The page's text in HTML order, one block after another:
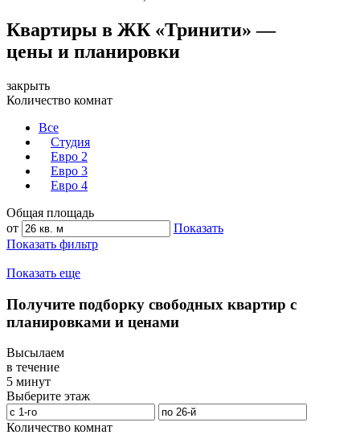
Квартиры в ЖК «Тринити» —
цены и планировки
закрыть
Количество комнат
Все
Студия
Евро 2
Евро 3
Евро 4
Общая площадь
от
Показать
Показать фильтр
Показать еще
Получите подборку свободных квартир с
планировками и ценами
Высылаем
в течение
5 минут
Выберите этаж
Количество комнат